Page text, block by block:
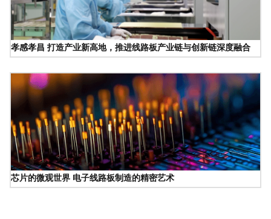
孝感孝昌 打造产业新高地，推进线路板产业链与创新链深度融合
芯片的微观世界 电子线路板制造的精密艺术